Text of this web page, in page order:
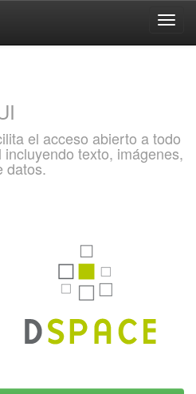
el acceso abierto a todo
texto, imágenes,
datos.